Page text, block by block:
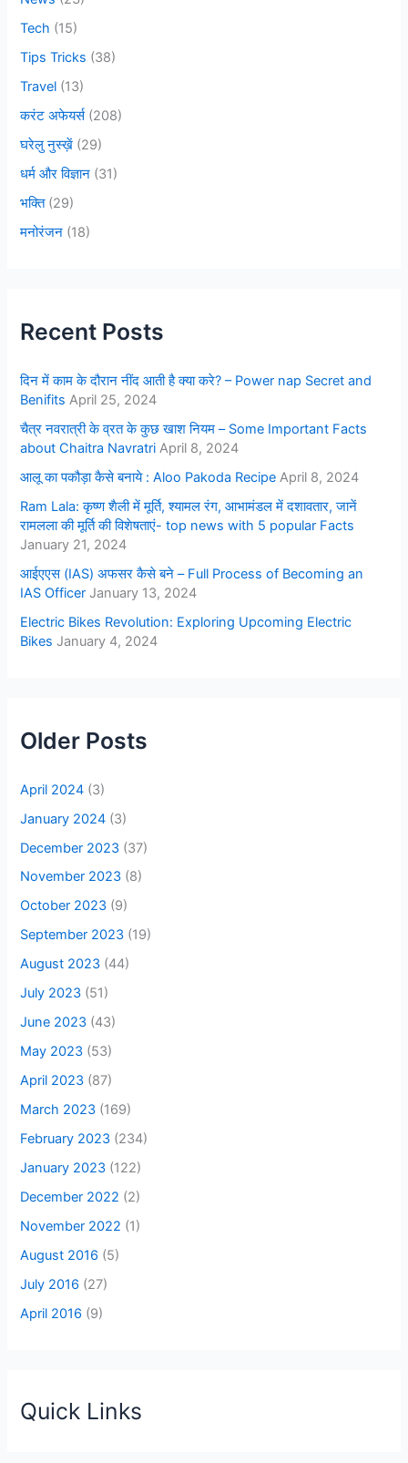
Tech (15)
Tips Tricks (38)
Travel (13)
करंट अफेयर्स(208)
घरेलु नुस्ख़ें (29)
धर्म और विज्ञान (31)
भक्ति(29)
मनोरंजन (18)
Recent Posts
दिन में काम के दौरान नींद आती है क्या करे? – Power nap Secret and
Benifits April 25, 2024
चैत्र नवरात्री के व्रत के कुछ खाश नियम – Some Important Facts
about Chaitra Navratri April 8, 2024
आलू का पकौड़ा कैसे बनाये : Aloo Pakoda Recipe April 8, 2024
Ram Lala: कृष्ण शैली में मूर्ति, श्यामल रंग, आभामंडल में दशावतार, जानें
रामलला की मूर्ति की विशेषताएं- top news with 5 popular Facts
January 21, 2024
आईएएस (IAS) अफसर कैसे बने – Full Process of Becoming an
IAS Officer January 13, 2024
Electric Bikes Revolution: Exploring Upcoming Electric
Bikes January 4, 2024
Older Posts
April 2024 (3)
January 2024 (3)
December 2023 (37)
November 2023 (8)
October 2023 (9)
September 2023 (19)
August 2023 (44)
July 2023 (51)
June 2023 (43)
May 2023 (53)
April 2023 (87)
March 2023 (169)
February 2023 (234)
January 2023 (122)
December 2022 (2)
November 2022 (1)
August 2016 (5)
July 2016 (27)
April 2016 (9)
Quick Links